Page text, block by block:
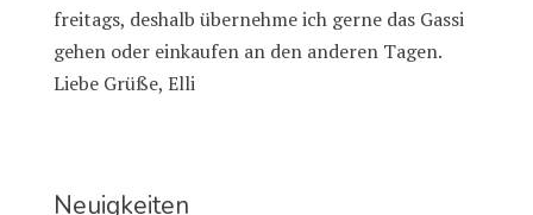
freitags, deshalb übernehme ich gerne das Gassi
gehen oder einkaufen an den anderen Tagen.
Liebe Grüße, Elli
Neuigkeiten